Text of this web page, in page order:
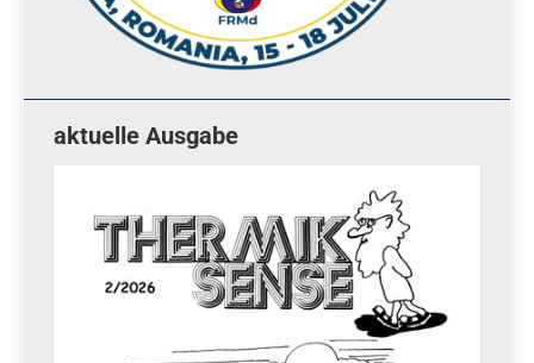
aktuelle Ausgabe